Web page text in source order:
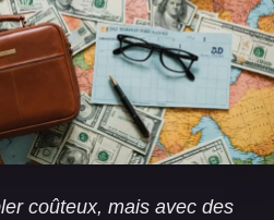
coûteux, mais avec des